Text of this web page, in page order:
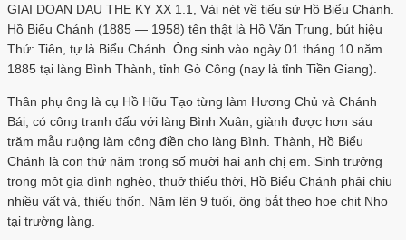
GIAI DOAN DAU THE KY XX 1.1, Vài nét về tiểu sử Hồ Biểu Chánh.
Hồ Biểu Chánh (1885 — 1958) tên thật là Hồ Văn Trung, bút hiệu
Thứ: Tiên, tự là Biểu Chánh. Ông sinh vào ngày 01 tháng 10 năm
1885 tại làng Bình Thành, tỉnh Gò Công (nay là tỉnh Tiền Giang).
Thân phụ ông là cụ Hồ Hữu Tạo từng làm Hương Chủ và Chánh
Bái, có công tranh đấu với làng Bình Xuân, giành được hơn sáu
trăm mẫu ruộng làm công điền cho làng Bình. Thành, Hồ Biểu
Chánh là con thứ năm trong số mười hai anh chị em. Sinh trưởng
trong một gia đình nghèo, thuở thiếu thời, Hồ Biểu Chánh phải chịu
nhiều vất vả, thiếu thốn. Năm lên 9 tuổi, ông bắt theo hoe chit Nho
tại trường làng.